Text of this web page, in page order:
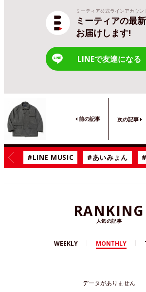
ミーティア公式ラインアカウン
ミーティアの最
お届けします!
LINEで友達になる
前の記事 次の記事
#LINE MUSIC #あいみょん
RANKING
人気の記事
WEEKLY MONTHLY
データがありません